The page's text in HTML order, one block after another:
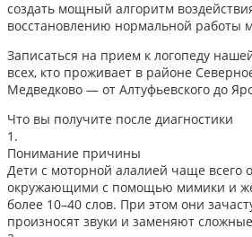
создать мощный алгоритм
восстановлению нормальной работы
Записаться на прием к логопеду
всех, кто проживает в районе
Медведково — от Алтуфьевского до
Что вы получите после диагностики
1.
Понимание причины
Дети с моторной алалией чаще всего
окружающими с помощью мимики и
более 10–40 слов. При этом они
произносят звуки и заменяют